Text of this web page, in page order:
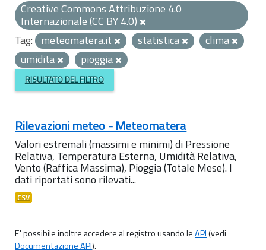
Creative Commons Attribuzione 4.0
Internazionale (CC BY 4.0)
Tag: meteomatera.it statistica
clima
umidita
pioggia
RISULTATO DEL FILTRO
Rilevazioni meteo - Meteomatera
Valori estremali (massimi e minimi) di Pressione
Relativa, Temperatura Esterna, Umidità Relativa,
Vento (Raffica Massima), Pioggia (Totale Mese). I
dati riportati sono rilevati...
CSV
E' possibile inoltre accedere al registro usando leAPI(vedi
Documentazione API).